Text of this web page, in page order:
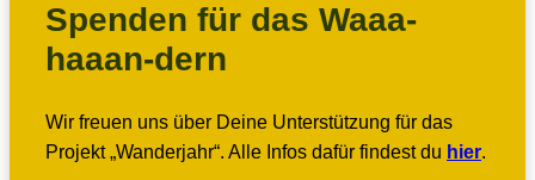
Spenden für das Waaa-
haaan-dern
Wir freuen uns über Deine Unterstützung für das
Projekt „Wanderjahr“. Alle Infos dafür findest du hier.